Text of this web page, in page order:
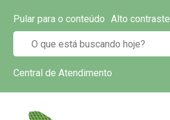
Pular para o conteúdo Alto contraste
Central de Atendimento